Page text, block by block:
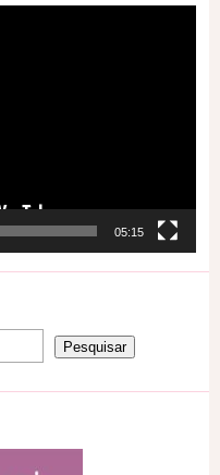
05:15